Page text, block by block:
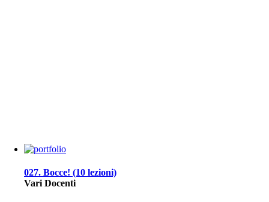
027. Bocce! (10 lezioni)
Vari Docenti